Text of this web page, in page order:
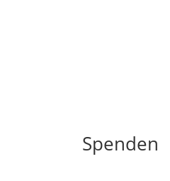
Spenden